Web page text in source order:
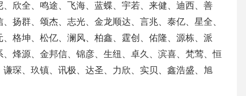
欣全、鸣途、飞海、蓝蝶、宇若、来健、迪西、善
扬群、颂杰、志光、金龙顺达、言兆、泰亿、星全、
格坤、松亿、澜风、柏鑫、霆创、佑隆、源栋、派
烽源、金邦信、锦彦、生纽、卓久、滨喜、梵莺、恒
琛、玖镇、讯极、达圣、力欣、实贝、鑫浩盛、旭